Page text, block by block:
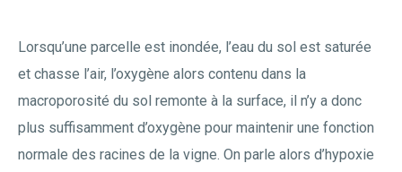
Lorsqu’une parcelle est inondée, l’eau du sol est saturée
et chasse l’air, l’oxygène alors contenu dans la
macroporosité du sol remonte à la surface, il n’y a donc
plus suffisamment d’oxygène pour maintenir une fonction
normale des racines de la vigne. On parle alors d’hypoxie